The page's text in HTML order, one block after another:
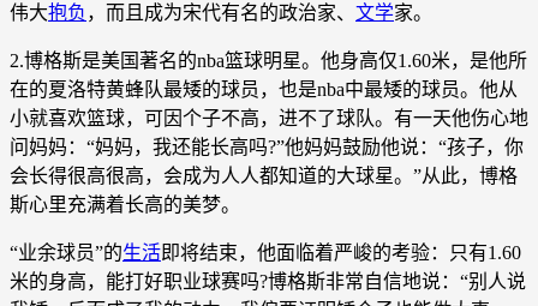
伟大抱负 ，而且成为宋代有名的政治家、 文学家。
2.博格斯是美国著名的nba篮球明星。他身高仅1.60米，是他所
在的夏洛特黄蜂队最矮的球员，也是nba中最矮的球员。他从
小就喜欢篮球，可因个子不高，进不了球队。有一天他伤心地
问妈妈：“妈妈，我还能长高吗?”他妈妈鼓励他说：“孩子，你
会长得很高很高，会成为人人都知道的大球星。”从此，博格
斯心里充满着长高的美梦。
“业余球员”的生活即将结束，他面临着严峻的考验：只有1.60
米的身高，能打好职业球赛吗?博格斯非常自信地说：“别人说